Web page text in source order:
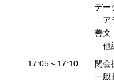
デー
ア
善文
他
17:05～17:10
閉会
一般